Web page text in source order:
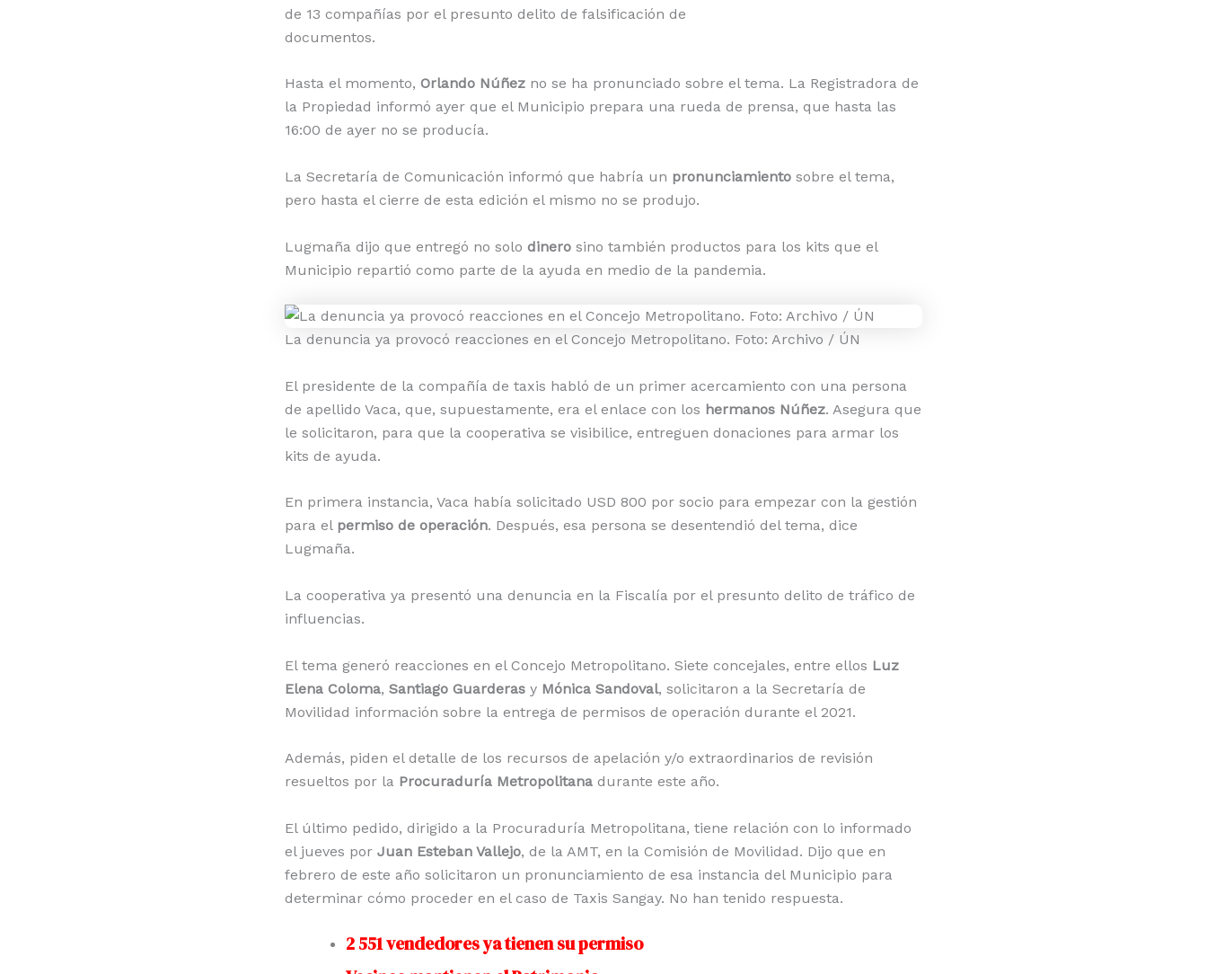
de 13 compañías por el presunto delito de falsificación de
documentos.
Hasta el momento, Orlando Núñez no se ha pronunciado sobre el tema. La Registradora de
la Propiedad informó ayer que el Municipio prepara una rueda de prensa, que hasta las
16:00 de ayer no se producía.
La Secretaría de Comunicación informó que habría un pronunciamiento sobre el tema,
pero hasta el cierre de esta edición el mismo no se produjo.
Lugmaña dijo que entregó no solo dinero sino también productos para los kits que el
Municipio repartió como parte de la ayuda en medio de la pandemia.
La denuncia ya provocó reacciones en el Concejo Metropolitano. Foto: Archivo / ÚN
El presidente de la compañía de taxis habló de un primer acercamiento con una persona
de apellido Vaca, que, supuestamente, era el enlace con los hermanos Núñez. Asegura que
le solicitaron, para que la cooperativa se visibilice, entreguen donaciones para armar los
kits de ayuda.
En primera instancia, Vaca había solicitado USD 800 por socio para empezar con la gestión
para el permiso de operación. Después, esa persona se desentendió del tema, dice
Lugmaña.
La cooperativa ya presentó una denuncia en la Fiscalía por el presunto delito de tráfico de
influencias.
El tema generó reacciones en el Concejo Metropolitano. Siete concejales, entre ellos Luz
Elena Coloma, Santiago Guarderas y Mónica Sandoval, solicitaron a la Secretaría de
Movilidad información sobre la entrega de permisos de operación durante el 2021.
Además, piden el detalle de los recursos de apelación y/o extraordinarios de revisión
resueltos por la Procuraduría Metropolitana durante este año.
El último pedido, dirigido a la Procuraduría Metropolitana, tiene relación con lo informado
el jueves por Juan Esteban Vallejo, de la AMT, en la Comisión de Movilidad. Dijo que en
febrero de este año solicitaron un pronunciamiento de esa instancia del Municipio para
determinar cómo proceder en el caso de Taxis Sangay. No han tenido respuesta.
2 551 vendedores ya tienen su permiso